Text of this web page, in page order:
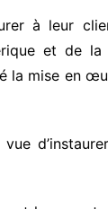
à leur
et de la
la mise en